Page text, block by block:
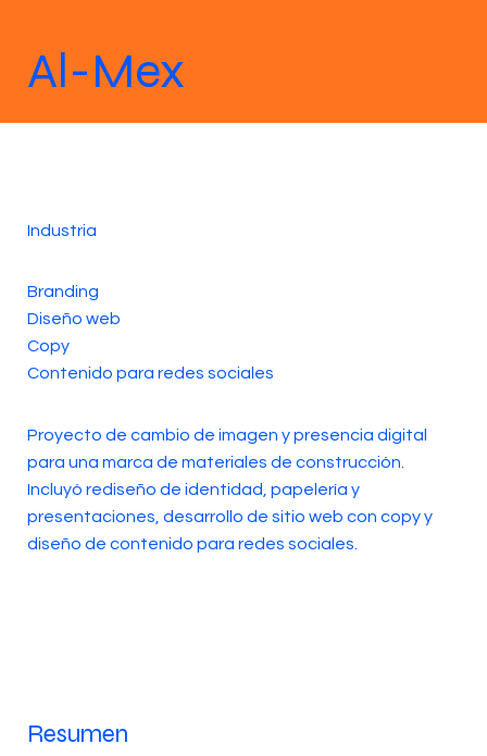
Al-Mex
Industria
Branding
Diseño web
Copy
Contenido para redes sociales
Proyecto de cambio de imagen y presencia digital
para una marca de materiales de construcción.
Incluyó rediseño de identidad, papelería y
presentaciones, desarrollo de sitio web con copy y
diseño de contenido para redes sociales.
Resumen